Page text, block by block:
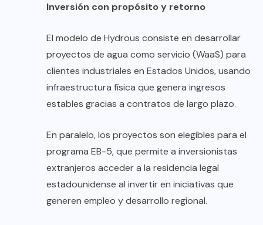
Inversión con propósito y retorno
El modelo de Hydrous consiste en desarrollar
proyectos de agua como servicio (WaaS) para
clientes industriales en Estados Unidos, usando
infraestructura física que genera ingresos
estables gracias a contratos de largo plazo.
En paralelo, los proyectos son elegibles para el
programa EB-5, que permite a inversionistas
extranjeros acceder a la residencia legal
estadounidense al invertir en iniciativas que
generen empleo y desarrollo regional.